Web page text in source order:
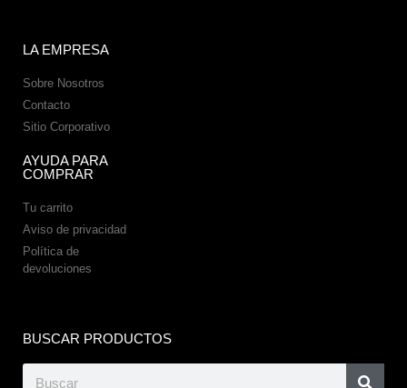
LA EMPRESA
Sobre Nosotros
Contacto
Sitio Corporativo
AYUDA PARA
COMPRAR
Tu carrito
Aviso de privacidad
Política de
devoluciones
BUSCAR PRODUCTOS